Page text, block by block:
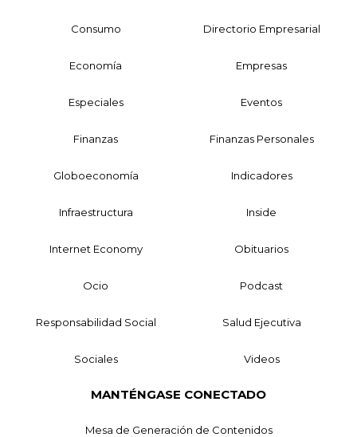
Consumo Directorio Empresarial
Economía Empresas
Especiales Eventos
Finanzas Finanzas Personales
Globoeconomía Indicadores
Infraestructura Inside
Internet Economy Obituarios
Ocio Podcast
Responsabilidad Social Salud Ejecutiva
Sociales Videos
MANTÉNGASE CONECTADO
Mesa de Generación de Contenidos